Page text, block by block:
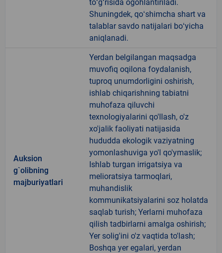
toʻgʻrisida ogohlantiriladi.
Shuningdek, qoʻshimcha shart va
talablar savdo natijalari boʻyicha
aniqlanadi.
Auksion
g`olibning
majburiyatlari
Yerdan belgilangan maqsadga
muvofiq oqilona foydalanish,
tuproq unumdorligini oshirish,
ishlab chiqarishning tabiatni
muhofaza qiluvchi
texnologiyalarini qo'llash, o'z
xo'jalik faoliyati natijasida
hududda ekologik vaziyatning
yomonlashuviga yo'l qo'ymaslik;
Ishlab turgan irrigatsiya va
melioratsiya tarmoqlari,
muhandislik
kommunikatsiyalarini soz holatda
saqlab turish; Yerlarni muhofaza
qilish tadbirlarni amalga oshirish;
Yer solig'ini o'z vaqtida to'lash;
Boshqa yer egalari, yerdan